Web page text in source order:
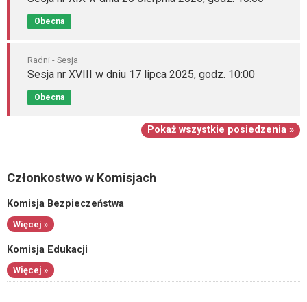
Obecna
Radni - Sesja
Sesja nr XVIII w dniu 17 lipca 2025, godz. 10:00
Obecna
Pokaż wszystkie posiedzenia »
Członkostwo w Komisjach
Komisja Bezpieczeństwa
Więcej »
Komisja Edukacji
Więcej »